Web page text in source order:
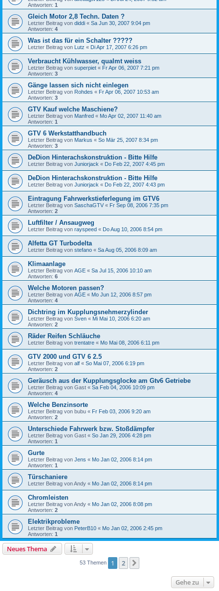
Antworten: 1
Gleich Motor 2,8 Techn. Daten ?
Letzter Beitrag von diddi « Sa Jun 30, 2007 9:04 pm
Antworten: 4
Was ist das für ein Schalter ?????
Letzter Beitrag von Lutz « Di Apr 17, 2007 6:26 pm
Verbraucht Kühlwasser, qualmt weiss
Letzter Beitrag von superpiet « Fr Apr 06, 2007 7:21 pm
Antworten: 3
Gänge lassen sich nicht einlegen
Letzter Beitrag von Rohdes « Fr Apr 06, 2007 10:53 am
Antworten: 3
GTV Kauf welche Maschiene?
Letzter Beitrag von Manfred « Mo Apr 02, 2007 11:40 am
Antworten: 1
GTV 6 Werkstatthandbuch
Letzter Beitrag von Markus « So Mär 25, 2007 8:34 pm
Antworten: 3
DeDion Hinterachskonstruktion - Bitte Hilfe
Letzter Beitrag von Juniorjack « Do Feb 22, 2007 4:45 pm
DeDion Hinterachskonstruktion - Bitte Hilfe
Letzter Beitrag von Juniorjack « Do Feb 22, 2007 4:43 pm
Eintragung Fahrwerkstieferlegung im GTV6
Letzter Beitrag von SaschaGTV « Fr Sep 08, 2006 7:35 pm
Antworten: 2
Luftfilter / Ansaugweg
Letzter Beitrag von rayspeed « Do Aug 10, 2006 8:54 pm
Alfetta GT Turbodelta
Letzter Beitrag von stefano « Sa Aug 05, 2006 8:09 am
Klimaanlage
Letzter Beitrag von AGE « Sa Jul 15, 2006 10:10 am
Antworten: 6
Welche Motoren passen?
Letzter Beitrag von AGE « Mo Jun 12, 2006 8:57 pm
Antworten: 4
Dichtring im Kupplungsnehmerzylinder
Letzter Beitrag von Sven « Mi Mai 10, 2006 6:20 am
Antworten: 2
Räder Reifen Schläuche
Letzter Beitrag von trentatre « Mo Mai 08, 2006 6:11 pm
GTV 2000 und GTV 6 2.5
Letzter Beitrag von alf « So Mai 07, 2006 6:19 pm
Antworten: 2
Geräusch aus der Kupplungsglocke am Gtv6 Getriebe
Letzter Beitrag von Gast « Sa Feb 04, 2006 10:09 pm
Antworten: 4
Welche Benzinsorte
Letzter Beitrag von bubu « Fr Feb 03, 2006 9:20 am
Antworten: 2
Unterschiede Fahrwerk bzw. Stoßdämpfer
Letzter Beitrag von Gast « So Jan 29, 2006 4:28 pm
Antworten: 1
Gurte
Letzter Beitrag von Jens « Mo Jan 02, 2006 8:14 pm
Antworten: 1
Türschaniere
Letzter Beitrag vonAndy « Mo Jan 02, 2006 8:14 pm
Chromleisten
Letzter Beitrag vonAndy « Mo Jan 02, 2006 8:08 pm
Antworten: 2
Elektrikprobleme
Letzter Beitrag von PeterB10 « Mo Jan 02, 2006 2:45 pm
Antworten: 1
Neues Thema
53 Themen 1 2
Gehe zu